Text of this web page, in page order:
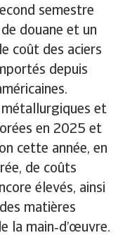
semestre
douane et un
coût des aciers
depuis
et
en 2025 et
cette année, en
de coûts
élevés, ainsi
matières
la main‑d’œuvre.